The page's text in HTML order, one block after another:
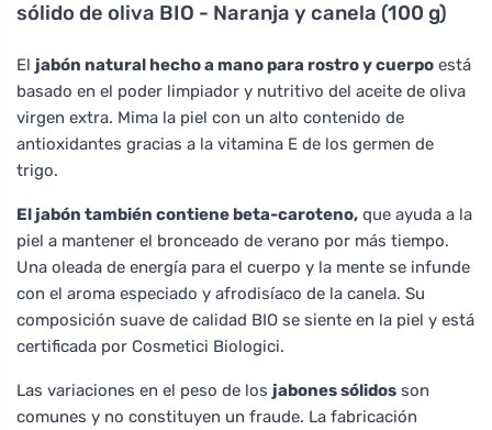
sólido de oliva BIO - Naranja y canela (100 g)
El jabón natural hecho a mano para rostro y cuerpo está
basado en el poder limpiador y nutritivo del aceite de oliva
virgen extra. Mima la piel con un alto contenido de
antioxidantes gracias a la vitamina E de los germen de
trigo.
El jabón también contiene beta-caroteno, que ayuda a la
piel a mantener el bronceado de verano por más tiempo.
Una oleada de energía para el cuerpo y la mente se infunde
con el aroma especiado y afrodisíaco de la canela. Su
composición suave de calidad BIO se siente en la piel y está
certificada por Cosmetici Biologici.
Las variaciones en el peso de los jabones sólidos son
comunes y no constituyen un fraude. La fabricación